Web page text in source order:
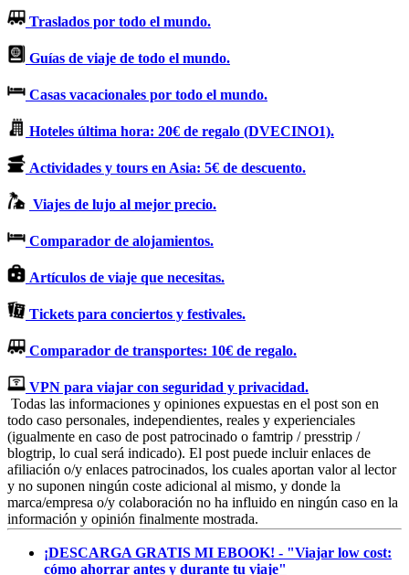
Traslados por todo el mundo.
Guías de viaje de todo el mundo.
Casas vacacionales por todo el mundo.
Hoteles última hora: 20€ de regalo (DVECINO1).
Actividades y tours en Asia: 5€ de descuento.
Viajes de lujo al mejor precio.
Comparador de alojamientos.
Artículos de viaje que necesitas.
Tickets para conciertos y festivales.
Comparador de transportes: 10€ de regalo.
VPN para viajar con seguridad y privacidad.
Todas las informaciones y opiniones expuestas en el post son en
todo caso personales, independientes, reales y experienciales
(igualmente en caso de post patrocinado o famtrip / presstrip /
blogtrip, lo cual será indicado). El post puede incluir enlaces de
afiliación o/y enlaces patrocinados, los cuales aportan valor al lector
y no suponen ningún coste adicional al mismo, y donde la
marca/empresa o/y colaboración no ha influido en ningún caso en la
información y opinión finalmente mostrada.
¡DESCARGA GRATIS MI EBOOK! - "Viajar low cost:
cómo ahorrar antes y durante tu viaje"